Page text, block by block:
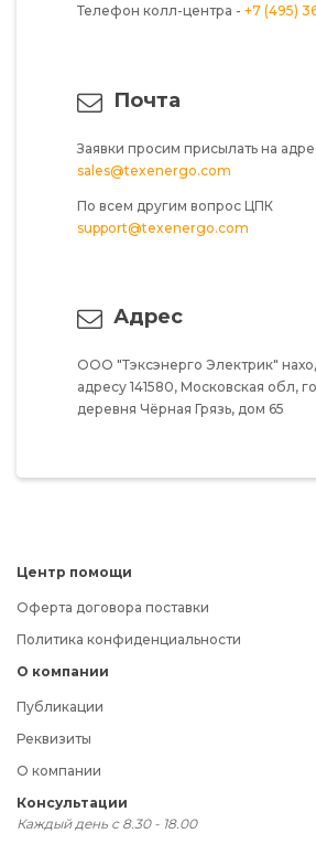
Телефон колл-центра - +7 (495)
Почта
Заявки просим присылать на
sales@texenergo.com
По всем другим вопрос ЦПК
support@texenergo.com
Адрес
ООО "Тэксэнерго Электрик"
адресу 141580, Московская обл,
деревня Чёрная Грязь, дом 65
Центр помощи
Оферта договора поставки
Политика конфиденциальности
О компании
Публикации
Реквизиты
О компании
Консультации
Каждый день с 8.30 - 18.00